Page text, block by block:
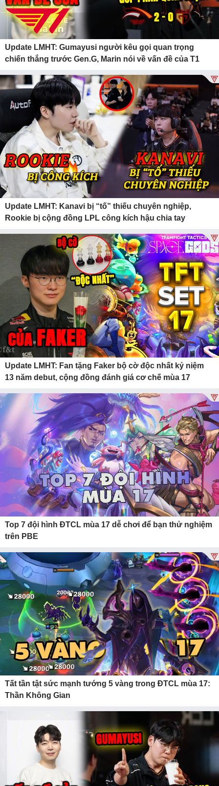
Update LMHT: Gumayusi người kêu gọi quan trọng
chiến thắng trước Gen.G, Marin nói về vấn đề của T1
Update LMHT: Kanavi bị “tố” thiếu chuyên nghiệp,
Rookie bị cộng đồng LPL công kích hậu chia tay
Update LMHT: Fan tặng Faker bộ cờ độc nhất kỷ niệm
13 năm debut, cộng đồng đánh giá cơ chế mùa 17
Top 7 đội hình ĐTCL mùa 17 dễ chơi để bạn thử nghiệm
trên PBE
Tất tần tật sức mạnh tướng 5 vàng trong ĐTCL mùa 17:
Thần Không Gian